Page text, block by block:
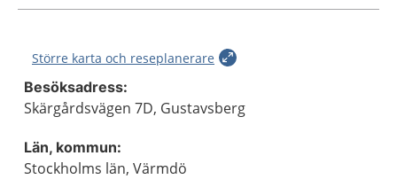
Större karta och reseplanerare
Besöksadress:
Skärgårdsvägen 7D, Gustavsberg
Län, kommun:
Stockholms län, Värmdö